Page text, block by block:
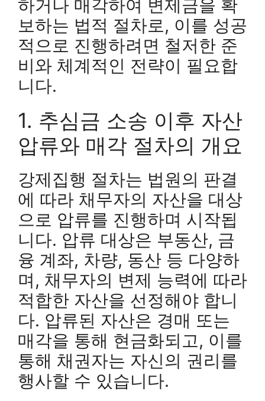
하거나 매각하여 변제금을 확
보하는 법적 절차로, 이를 성공
적으로 진행하려면 철저한 준
비와 체계적인 전략이 필요합
니다.
1. 추심금 소송 이후 자산
압류와 매각 절차의 개요
강제집행 절차는 법원의 판결
에 따라 채무자의 자산을 대상
으로 압류를 진행하며 시작됩
니다. 압류 대상은 부동산, 금
융 계좌, 차량, 동산 등 다양하
며, 채무자의 변제 능력에 따라
적합한 자산을 선정해야 합니
다. 압류된 자산은 경매 또는
매각을 통해 현금화되고, 이를
통해 채권자는 자신의 권리를
행사할 수 있습니다.